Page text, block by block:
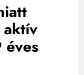
aktív
éves